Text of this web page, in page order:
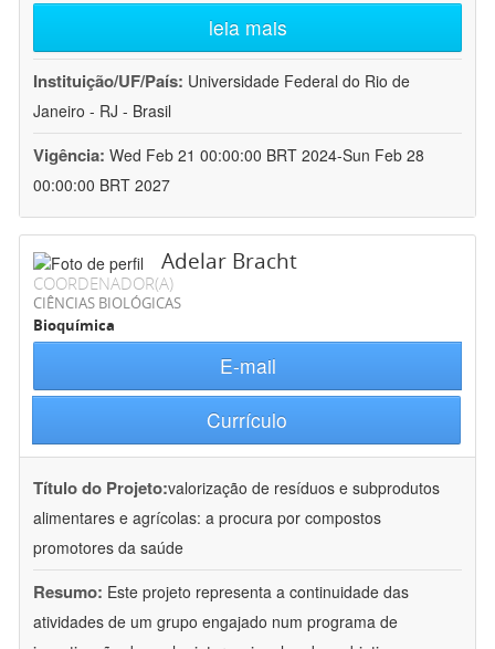
leia mais
Instituição/UF/País: Universidade Federal do Rio de
Janeiro - RJ - Brasil
Vigência: Wed Feb 21 00:00:00 BRT 2024-Sun Feb 28
00:00:00 BRT 2027
Adelar Bracht
COORDENADOR(A)
CIÊNCIAS BIOLÓGICAS
Bioquímica
E-mail
Currículo
Título do Projeto:valorização de resíduos e subprodutos
alimentares e agrícolas: a procura por compostos
promotores da saúde
Resumo: Este projeto representa a continuidade das
atividades de um grupo engajado num programa de